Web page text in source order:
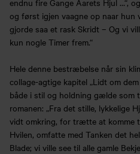
og først igjen vaagne op naar hun
gjorde saa et rask Skridt – Og vi
kun nogle Timer frem.“
Hele denne bestræbelse når sin
collage-agtige kapitel „Lidt om
både i stil og holdning gælde
romanen: „Fra det stille, lykkelige
vidt omkring, for trætte at komme
Hvilen, omfatte med Tanken det
Blade; vi ville see til alle gamle